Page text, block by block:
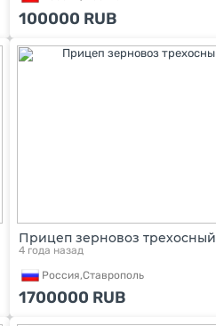
100000 RUB
Прицеп зерновоз трехосный
4 года назад
Россия,Ставрополь
1700000 RUB